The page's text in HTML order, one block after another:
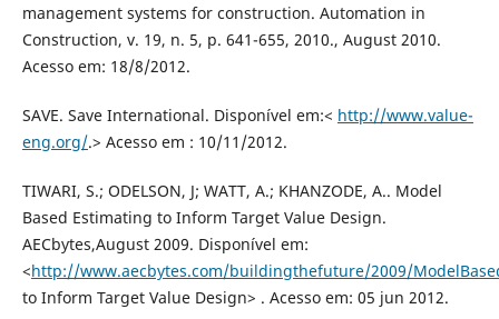
management systems for construction. Automation in
Construction, v. 19, n. 5, p. 641-655, 2010., August 2010.
Acesso em: 18/8/2012.
SAVE. Save International. Disponível em:< http://www.value-
eng.org/.> Acesso em : 10/11/2012.
TIWARI, S.; ODELSON, J; WATT, A.; KHANZODE, A.. Model
Based Estimating to Inform Target Value Design.
AECbytes,August 2009. Disponível em:
<http://www.aecbytes.com/buildingthefuture/2009/
to Inform Target Value Design> . Acesso em: 05 jun 2012.